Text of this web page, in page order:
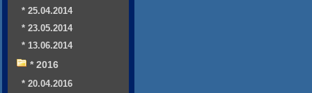
* 25.04.2014
* 23.05.2014
* 13.06.2014
* 2016
* 20.04.2016